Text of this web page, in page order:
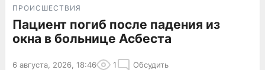
ПРОИСШЕСТВИЯ
Пациент погиб после падения из
окна в больнице Асбеста
6 августа, 2026, 18:46 1 Обсудить